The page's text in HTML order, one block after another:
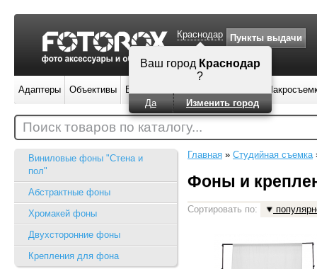
Виниловые фоны "Стена и
пол"
Абстрактные фоны
Хромакей фоны
Двухсторонние фоны
Крепления для фона
Главная » Студийная съемка
Фоны и
Сортировать по:
Краснодар
Ваш город Краснодар
?
Да Изменить город
Пункты выдачи
Адаптеры Объективы Вспышки
Поиск товаров по каталогу...